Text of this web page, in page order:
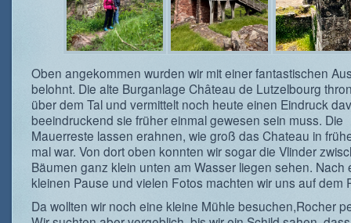
Oben angekommen wurden wir mit einer fantastischen
belohnt. Die alte Burganlage Château de Lutzelbourg
über dem Tal und vermittelt noch heute einen Eindruck
beeindruckend sie früher einmal gewesen sein muss. Die
Mauerreste lassen erahnen, wie groß das Chateau in
mal war. Von dort oben konnten wir sogar die Vlinder
Bäumen ganz klein unten am Wasser liegen sehen. Nach
kleinen Pause und vielen Fotos machten wir uns auf dem
Da wollten wir noch eine kleine Mühle besuchen,Rocher